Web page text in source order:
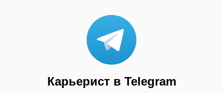
Карьерист в Telegram